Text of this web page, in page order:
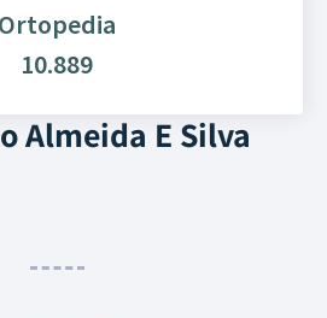
Ortopedia
10.889
Almeida E Silva